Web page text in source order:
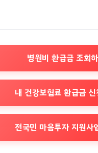
병원비 환급금 조회
내 건강보험료 환급금 신
전국민 마음투자 지원사